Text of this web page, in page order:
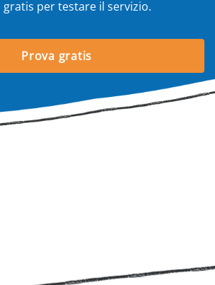
gratis per testare il servizio.
Prova gratis